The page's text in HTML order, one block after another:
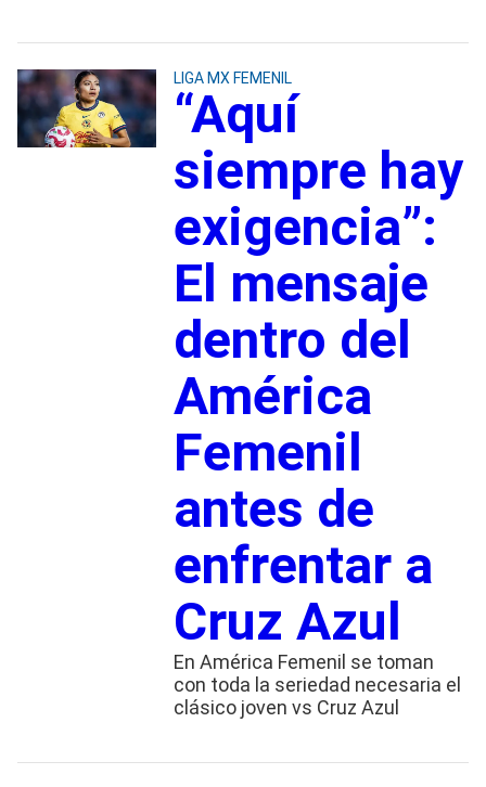
LIGA MX FEMENIL
“Aquí
siempre hay
exigencia”:
El mensaje
dentro del
América
Femenil
antes de
enfrentar a
Cruz Azul
En América Femenil se toman
con toda la seriedad necesaria el
clásico joven vs Cruz Azul